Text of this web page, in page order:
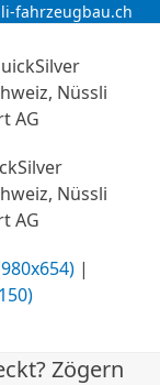
fahrzeugbau.ch
Nüssli
AG
|
Zögern